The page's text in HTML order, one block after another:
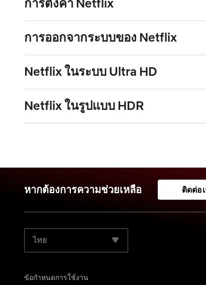
การออกจากระบบของ Netflix
Netflix ในระบบ Ultra HD
Netflix ในรูปแบบ HDR
หากต้องการความช่วยเหลือ ติดต่อ
เลือกภาษาที่ต้องการ:
ข้อกำหนดการใช้งาน